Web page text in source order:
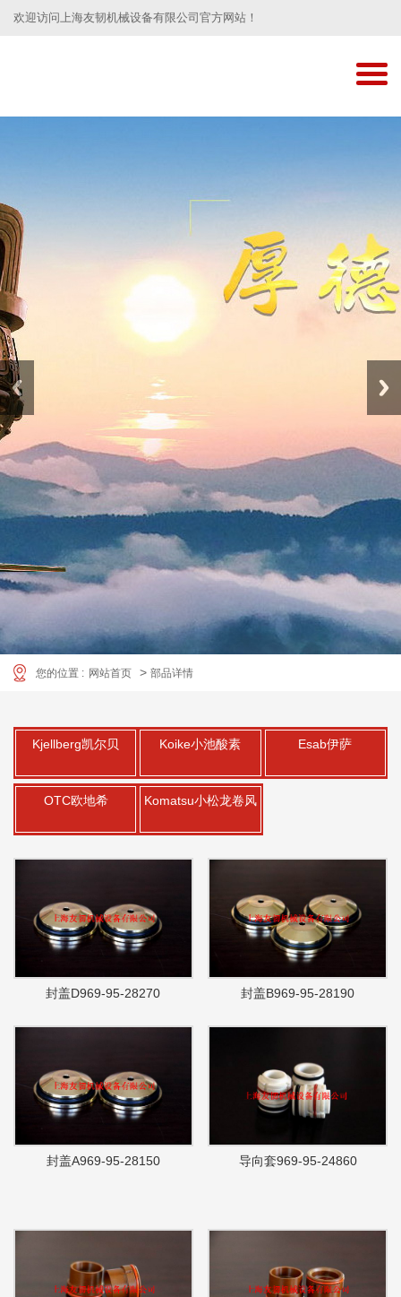
欢迎访问上海友韧机械设备有限公司官方网站！
您的位置 : 网站首页 > 部品详情
Kjellberg凯尔贝 Koike小池酸素 Esab伊萨
OTC欧地希 Komatsu小松龙卷风
封盖D969-95-28270 封盖B969-95-28190
封盖A969-95-28150 导向套969-95-24860